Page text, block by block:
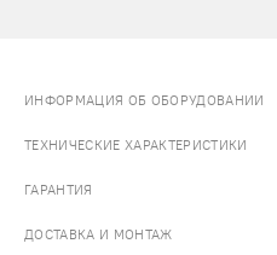
ИНФОРМАЦИЯ ОБ ОБОРУДОВАНИИ
ТЕХНИЧЕСКИЕ ХАРАКТЕРИСТИКИ
ГАРАНТИЯ
ДОСТАВКА И МОНТАЖ